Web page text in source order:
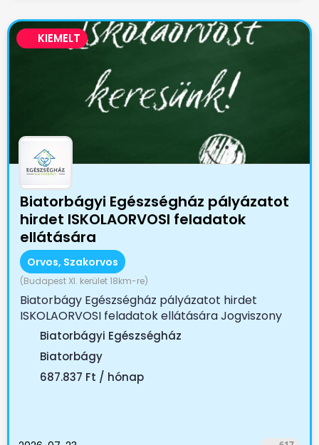
KIEMELT
Biatorbágyi Egészségház pályázatot
hirdet ISKOLAORVOSI feladatok
ellátására
Orvos, Szakorvos
(Budapest XI. kerület 18km-re)
Biatorbágy Egészségház pályázatot hirdet
ISKOLAORVOSI feladatok ellátására Jogviszony
tartama:...
Biatorbágyi Egészségház
Biatorbágy
687.837 Ft / hónap